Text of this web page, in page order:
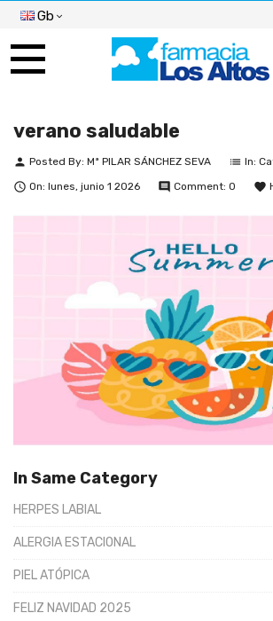
Gb
Toggle
navigation
verano saludable
person Posted By: Mª PILAR SÁNCHEZ SEVA list In:
 On: lunes, junio 1 2026 comment Comment: 0 favorite
In Same Category
HERPES LABIAL
ALERGIA ESTACIONAL
PIEL ATÓPICA
FELIZ NAVIDAD 2025